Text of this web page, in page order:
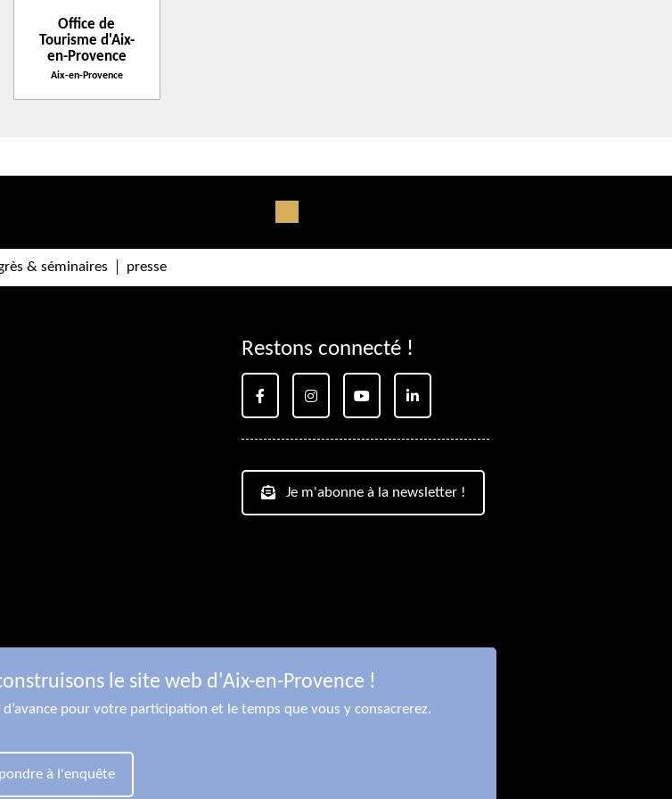
Office de
Tourisme d'Aix-
en-Provence
Aix-en-Provence
& séminaires presse
Restons connecté !
Je m'abonne à la newsletter !
le site web d'Aix-en-Provence !
d’avance pour votre participation et le temps que vous y consacrerez.
à l'enquête